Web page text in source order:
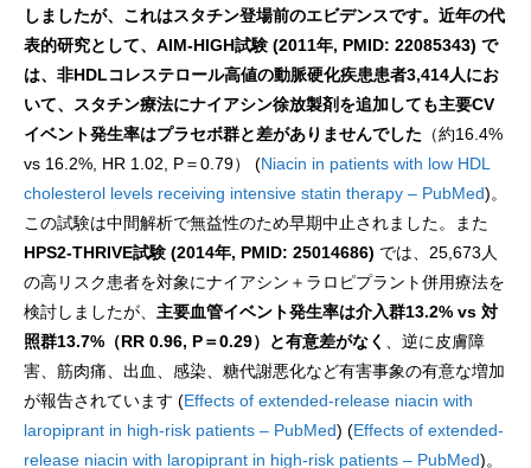
しましたが、これはスタチン登場前のエビデンスです。近年の代
表的研究として、AIM-HIGH試験 (2011年, PMID: 22085343) で
は、非HDLコレステロール高値の動脈硬化疾患患者3,414人にお
いて、スタチン療法にナイアシン徐放製剤を追加しても主要CV
イベント発生率はプラセボ群と差がありませんでした （約16.4%
vs 16.2%, HR 1.02, P＝0.79） (Niacin in patients with low HDL
cholesterol levels receiving intensive statin therapy – PubMed)。
この試験は中間解析で無益性のため早期中止されました。また
HPS2-THRIVE試験 (2014年, PMID: 25014686) では、25,673人
の高リスク患者を対象にナイアシン＋ラロピプラント併用療法を
検討しましたが、 主要血管イベント発生率は介入群13.2% vs 対
照群13.7%（RR 0.96, P＝0.29）と有意差がなく
、逆に皮膚障
害、筋肉痛、出血、感染、糖代謝悪化など有害事象の有意な増加
が報告されています (Effects of extended-release niacin with
laropiprant in high-risk patients – PubMed) (Effects of extended-
release niacin with laropiprant in high-risk patients – PubMed)。